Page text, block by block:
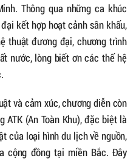
Thông qua những ca khúc
kết hợp hoạt cảnh sân khấu,
thuật đương đại, chương trình
nước, lòng biết ơn các thế hệ
và cảm xúc, chương diễn còn
ATK (An Toàn Khu), đặc biệt là
của loại hình du lịch về nguồn,
cộng đồng tại miền Bắc. Đây